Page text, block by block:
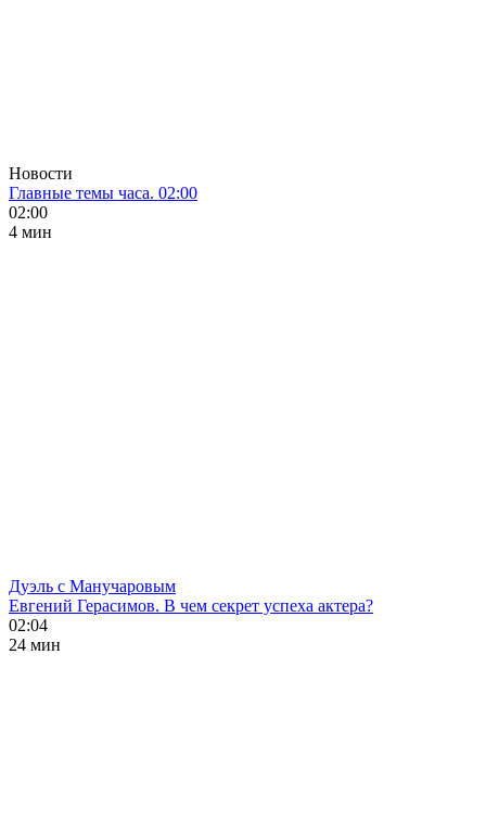
Новости
Главные темы часа. 02:00
02:00
4 мин
Дуэль с Манучаровым
Евгений Герасимов. В чем секрет успеха актера?
02:04
24 мин